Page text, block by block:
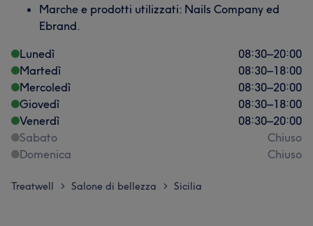
Marche e prodotti utilizzati: Nails Company ed
Ebrand.
Lunedì
08:30–20:00
Martedì
08:30–18:00
Mercoledì
08:30–20:00
Giovedì
08:30–18:00
Venerdì
08:30–20:00
Sabato
Chiuso
Domenica
Chiuso
Treatwell > Salone di bellezza > Sicilia